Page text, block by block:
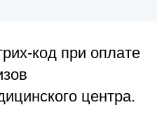
код при оплате
центра.